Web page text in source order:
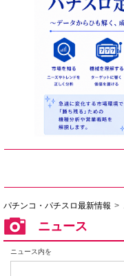
パチンコ・パチスロ最新情報
ニュース
ニュース内を